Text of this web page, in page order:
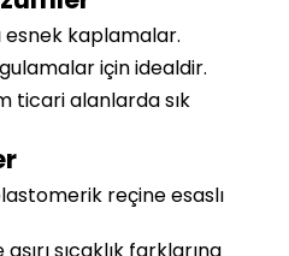
esnek kaplamalar.
için idealdir.
ticari alanlarda sık
reçine esaslı